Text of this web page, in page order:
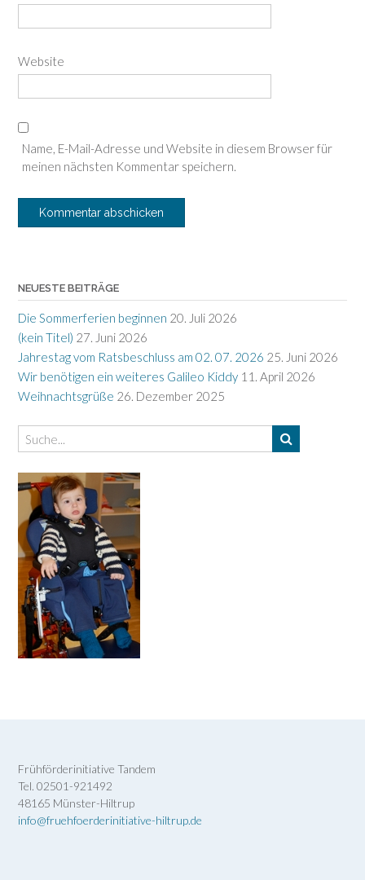
Website
Name, E-Mail-Adresse und Website in diesem Browser für
meinen nächsten Kommentar speichern.
NEUESTE BEITRÄGE
Die Sommerferien beginnen 20. Juli 2026
(kein Titel) 27. Juni 2026
Jahrestag vom Ratsbeschluss am 02. 07. 2026 25. Juni 2026
Wir benötigen ein weiteres Galileo Kiddy 11. April 2026
Weihnachtsgrüße 26. Dezember 2025
Frühförderinitiative Tandem
Tel. 02501-921492
48165 Münster-Hiltrup
info@fruehfoerderinitiative-hiltrup.de